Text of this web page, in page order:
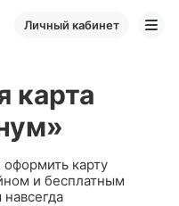
Личный кабинет
карта
карту
и бесплатным